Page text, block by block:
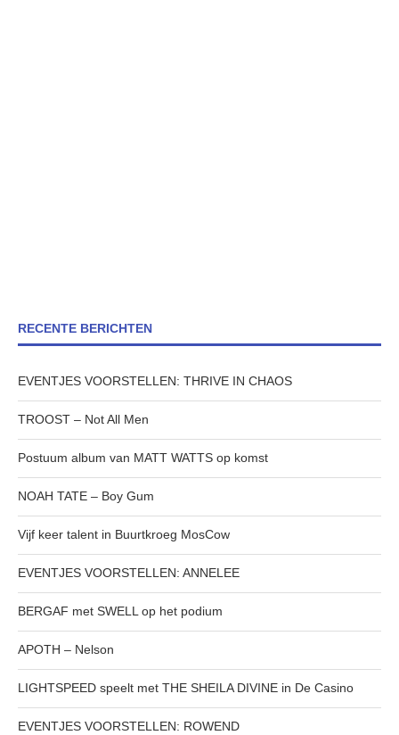
RECENTE BERICHTEN
EVENTJES VOORSTELLEN: THRIVE IN CHAOS
TROOST – Not All Men
Postuum album van MATT WATTS op komst
NOAH TATE – Boy Gum
Vijf keer talent in Buurtkroeg MosCow
EVENTJES VOORSTELLEN: ANNELEE
BERGAF met SWELL op het podium
APOTH – Nelson
LIGHTSPEED speelt met THE SHEILA DIVINE in De Casino
EVENTJES VOORSTELLEN: ROWEND